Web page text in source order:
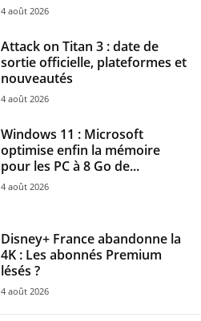
4 août 2026
Attack on Titan 3 : date de
sortie officielle, plateformes et
nouveautés
4 août 2026
Windows 11 : Microsoft
optimise enfin la mémoire
pour les PC à 8 Go de...
4 août 2026
Disney+ France abandonne la
4K : Les abonnés Premium
lésés ?
4 août 2026